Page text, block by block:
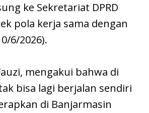
ke Sekretariat DPRD
pola kerja sama dengan
6/2026).
mengakui bahwa di
bisa lagi berjalan sendiri
di Banjarmasin